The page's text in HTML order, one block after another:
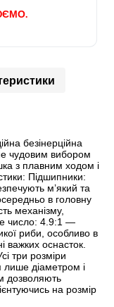
безінерційна
чудовим вибором
з плавним ходом і
Підшипники:
м’який та
в головну
механізму,
число: 4.9:1 —
риби, особливо в
важких оснасток.
три розміри
лише діаметром і
дозволяють
на розмір